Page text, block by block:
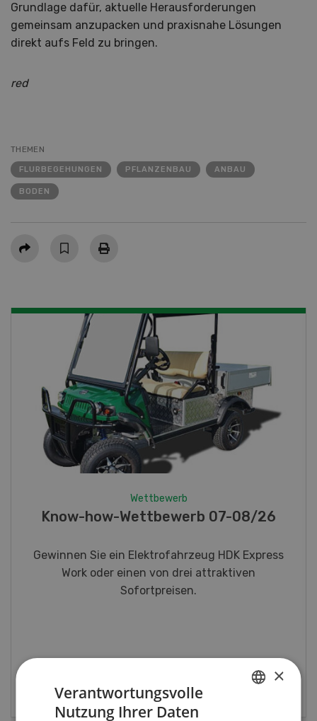
Grundlage dafür, aktuelle Herausforderungen
gemeinsam anzupacken und praxisnahe Lösungen
direkt aufs Feld zu bringen.
red
THEMEN
FLURBEGEHUNGEN PFLANZENBAU ANBAU
BODEN
Teilen
Fotorätsel 07-08/26
Gewinnen Sie eines von fünf LANDI
Taschenmessern
×
Verantwortungsvolle
Nutzung Ihrer Daten